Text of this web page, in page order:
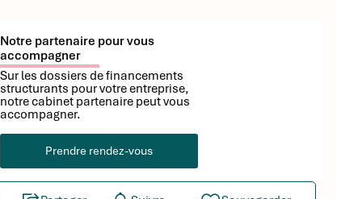
Notre partenaire pour vous
accompagner
Sur les dossiers de financements
structurants pour votre entreprise,
notre cabinet partenaire peut vous
accompagner.
Prendre rendez-vous